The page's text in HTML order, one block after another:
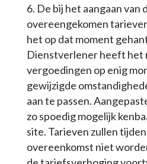
De bij het aangaan van
overeengekomen
het op dat moment
Dienstverlener heeft het
vergoedingen op enig
gewijzigde
aan te passen.
zo spoedig mogelijk
site. Tarieven zullen
overeenkomst niet